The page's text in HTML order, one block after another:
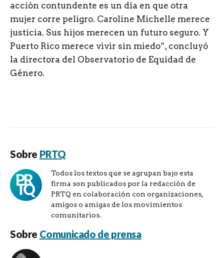
acción contundente es un día en que otra
mujer corre peligro. Caroline Michelle merece
justicia. Sus hijos merecen un futuro seguro. Y
Puerto Rico merece vivir sin miedo”, concluyó
la directora del Observatorio de Equidad de
Género.
Sobre PRTQ
Todos los textos que se agrupan bajo esta
firma son publicados por la redacción de
PRTQ en colaboración con organizaciones,
amigos o amigas de los movimientos
comunitarios.
Sobre Comunicado de prensa